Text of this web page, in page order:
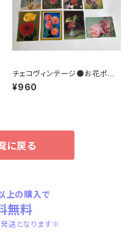
チェコヴィンテージ●お花ポスト
カード8枚組
¥960
に戻る
の購入で
無料
送となります※